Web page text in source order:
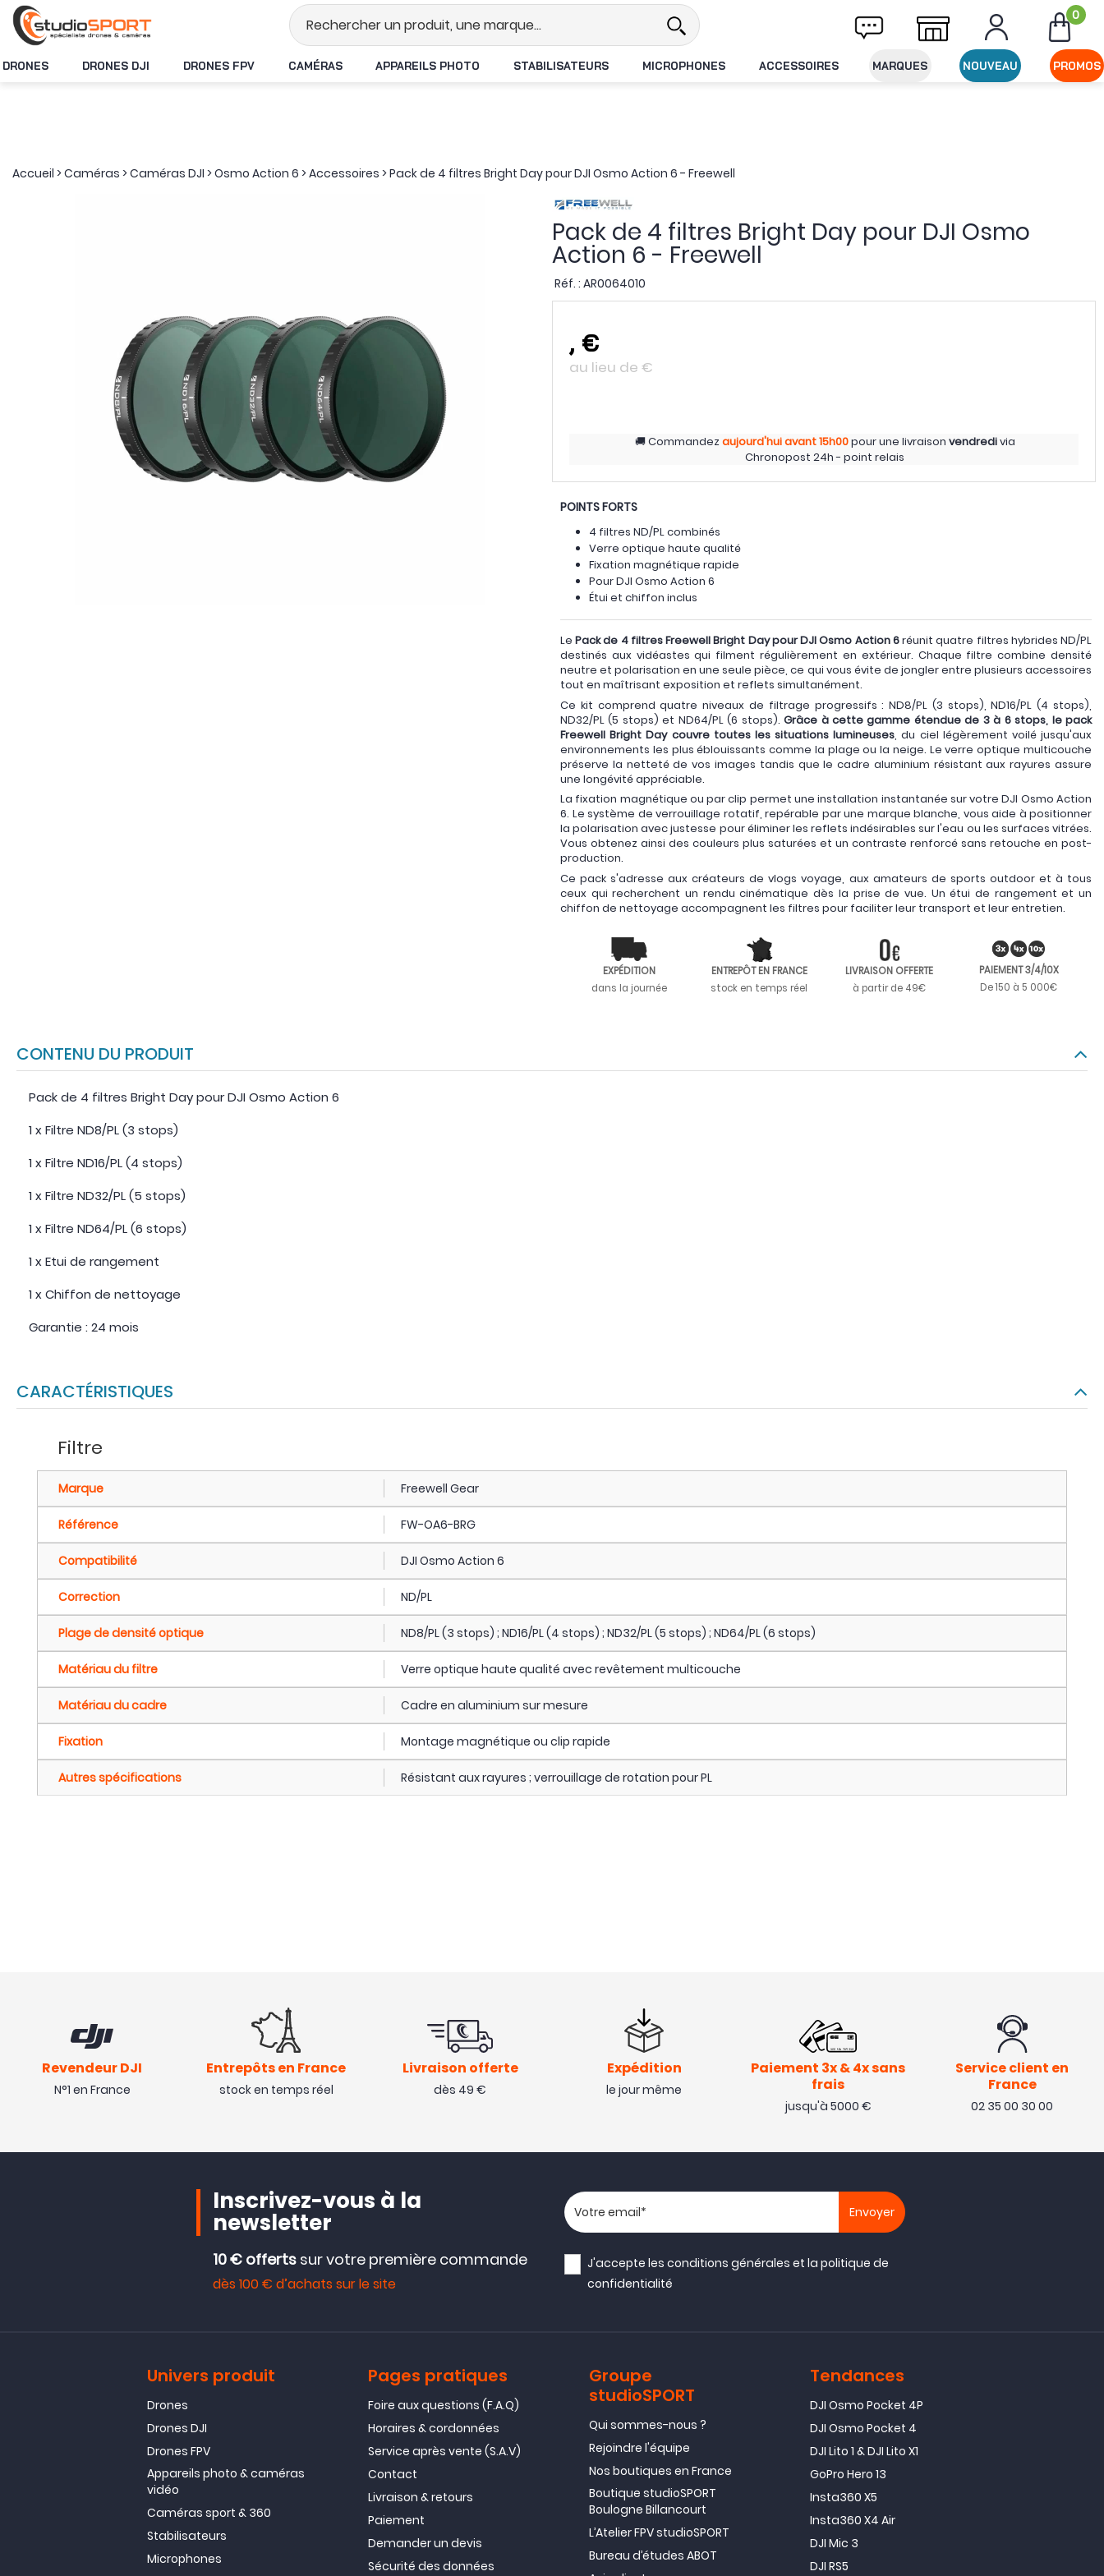
Stock en temps réel Livraison offerte dès 49€ d'achat 0
DRONES DRONES DJI DRONES FPV CAMÉRAS APPAREILS PHOTO STABILISATEURS MICROPHONES ACCESSOIRES MARQUES NOUVEAU PROMOS
Accueil >Caméras >Caméras DJI >Osmo Action 6 >Accessoires >Pack de 4 filtres Bright Day pour DJI Osmo Action 6 - Freewell
Pack de 4 filtres Bright Day pour DJI Osmo
Action 6 - Freewell
Réf. : AR0064010
, €
au lieu de €
Commandezaujourd'huiavant 15h00pour une livraison vendredivia
Chronopost 24h - point relais
POINTS FORTS
4 filtres ND/PL combinés
Verre optique haute qualité
Fixation magnétique rapide
Pour DJI Osmo Action 6
Étui et chiffon inclus
LePack de 4 filtres Freewell Bright Day pour DJI Osmo Action 6réunit quatre filtres hybrides ND/PL
destinés aux vidéastes qui filment régulièrement en extérieur. Chaque filtre combine densité
neutre et polarisation en une seule pièce, ce qui vous évite de jongler entre plusieurs accessoires
tout en maîtrisant exposition et reflets simultanément.
Ce kit comprend quatre niveaux de filtrage progressifs : ND8/PL (3 stops), ND16/PL (4 stops),
ND32/PL (5 stops) et ND64/PL (6 stops).Grâce à cette gamme étendue de 3 à 6 stops, le pack
Freewell Bright Day couvre toutes les situations lumineuses , du ciel légèrement voilé jusqu'aux
environnements les plus éblouissants comme la plage ou la neige. Le verre optique multicouche
préserve la netteté de vos images tandis que le cadre aluminium résistant aux rayures assure
une longévité appréciable.
La fixation magnétique ou par clip permet une installation instantanée sur votre DJI Osmo Action
6. Le système de verrouillage rotatif, repérable par une marque blanche, vous aide à positionner
la polarisation avec justesse pour éliminer les reflets indésirables sur l'eau ou les surfaces vitrées.
Vous obtenez ainsi des couleurs plus saturées et un contraste renforcé sans retouche en post-
production.
Ce pack s'adresse aux créateurs de vlogs voyage, aux amateurs de sports outdoor et à tous
ceux qui recherchent un rendu cinématique dès la prise de vue. Un étui de rangement et un
chiffon de nettoyage accompagnent les filtres pour faciliter leur transport et leur entretien.
EXPÉDITION
dans la journée
ENTREPÔT EN FRANCE
stock en temps réel
LIVRAISON OFFERTE
à partir de 49€
PAIEMENT 3/4/10X
De 150 à 5 000€
CONTENU DU PRODUIT
Pack de 4 filtres Bright Day pour DJI Osmo Action 6
1 x Filtre ND8/PL (3 stops)
1 x Filtre ND16/PL (4 stops)
1 x Filtre ND32/PL (5 stops)
1 x Filtre ND64/PL (6 stops)
1 x Etui de rangement
1 x Chiffon de nettoyage
Garantie : 24 mois
CARACTÉRISTIQUES
Filtre
Marque Freewell Gear
Référence FW-OA6-BRG
Compatibilité DJI Osmo Action 6
Correction ND/PL
Plage de densité optique ND8/PL (3 stops) ; ND16/PL (4 stops) ; ND32/PL (5 stops) ; ND64/PL (6 stops)
Matériau du filtre Verre optique haute qualité avec revêtement multicouche
Matériau du cadre Cadre en aluminium sur mesure
Fixation Montage magnétique ou clip rapide
Autres spécifications Résistant aux rayures ; verrouillage de rotation pour PL
Revendeur DJI
N°1 en France
Entrepôts en France
stock en temps réel
Livraison offerte
dès 49 €
Expédition
le jour même
Paiement 3x & 4x sans
frais
jusqu'à 5000 €
Service client en
France
02 35 00 30 00
Inscrivez-vous à la
newsletter
10 € offerts sur votre première commande
dès 100 € d’achats sur le site
Votre adresse email
J'accepte lesconditions générales et lapolitique de
confidentialité
Univers produit
Drones
Drones DJI
Drones FPV
Appareils photo & caméras
vidéo
Caméras sport & 360
Stabilisateurs
Microphones
Pages pratiques
Foire aux questions (F.A.Q)
Horaires & cordonnées
Service après vente (S.A.V)
Contact
Livraison & retours
Paiement
Demander un devis
Sécurité des données
Groupe
studioSPORT
Qui sommes-nous ?
Rejoindre l'équipe
Nos boutiques en France
Boutique studioSPORT
Boulogne Billancourt
L’Atelier FPV studioSPORT
Bureau d’études ABOT
Tendances
DJI Osmo Pocket 4P
DJI Osmo Pocket 4
DJI Lito 1 & DJI Lito X1
GoPro Hero 13
Insta360 X5
Insta360 X4 Air
DJI Mic 3
DJI RS5